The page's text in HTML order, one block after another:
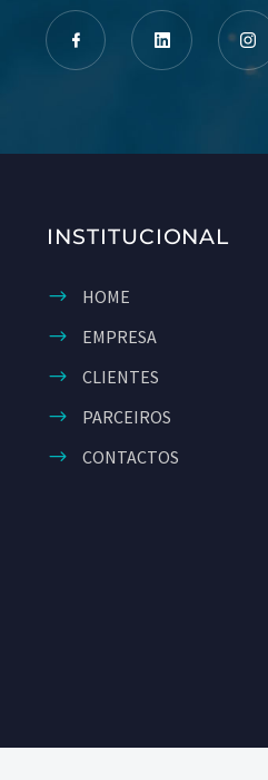
INSTITUCIONAL
HOME
EMPRESA
CLIENTES
PARCEIROS
CONTACTOS